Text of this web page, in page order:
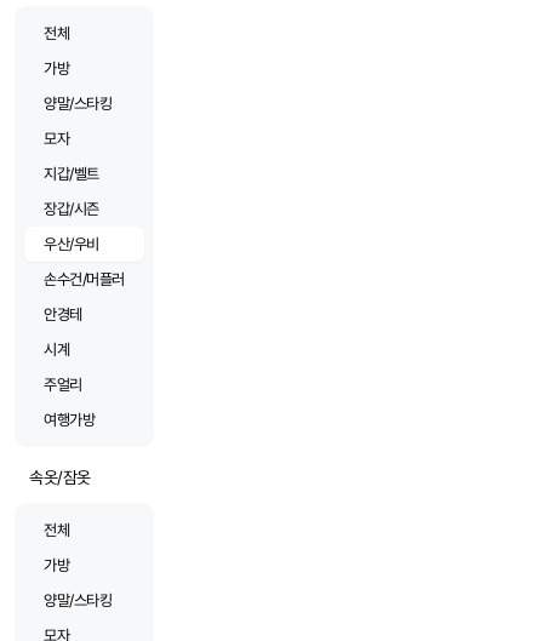
전체
가방
양말/스타킹
모자
지갑/벨트
장갑/시즌
우산/우비
손수건/머플러
안경테
시계
주얼리
여행가방
속옷/잠옷
전체
가방
양말/스타킹
모자